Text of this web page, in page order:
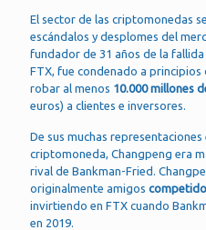
El sector de las criptomonedas
escándalos y desplomes del
fundador de 31 años de la
FTX, fue condenado a principios
robar al menos 10.000 millones
euros) a clientes e inversores.
De sus muchas
criptomoneda, Changpeng era
rival de Bankman-Fried.
originalmente amigos
invirtiendo en FTX cuando
en 2019.